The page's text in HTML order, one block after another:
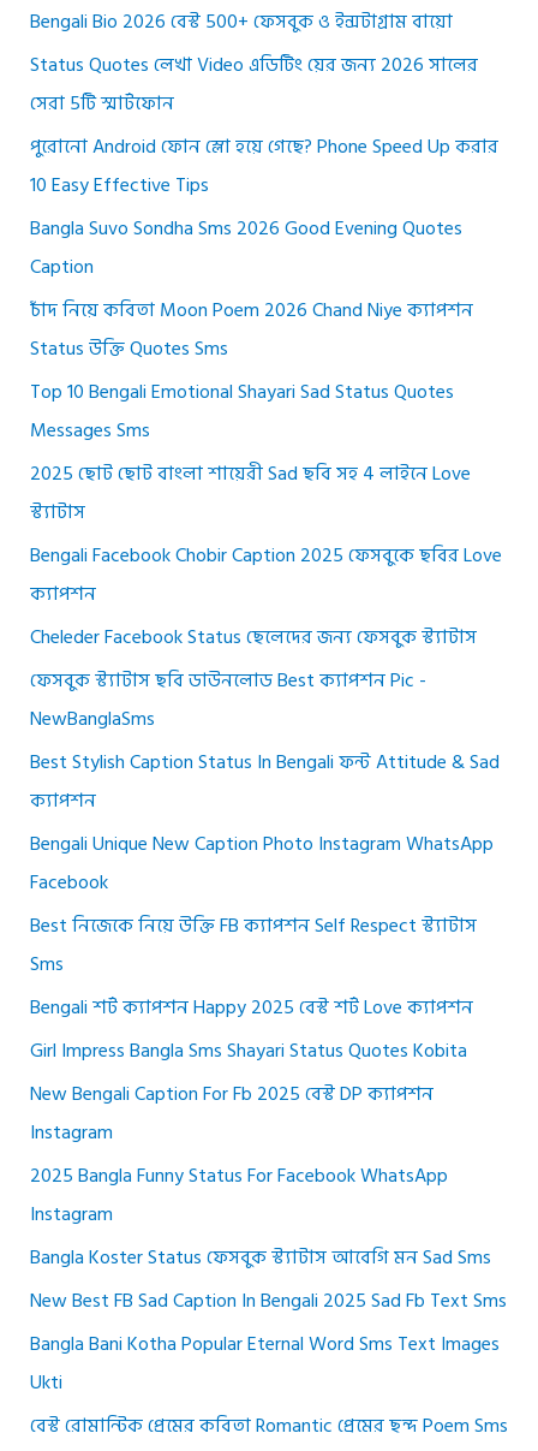
Bengali Bio 2026 বেস্ট 500+ ফেসবুক ও ইন্সটাগ্রাম বায়ো
Status Quotes লেখা Video এডিটিং য়ের জন্য 2026 সালের
সেরা 5টি স্মার্টফোন
পুরোনো Android ফোন স্লো হয়ে গেছে? Phone Speed Up করার
10 Easy Effective Tips
Bangla Suvo Sondha Sms 2026 Good Evening Quotes
Caption
চাঁদ নিয়ে কবিতা Moon Poem 2026 Chand Niye ক্যাপশন
Status উক্তি Quotes Sms
Top 10 Bengali Emotional Shayari Sad Status Quotes
Messages Sms
2025 ছোট ছোট বাংলা শায়েরী Sad ছবি সহ 4 লাইনে Love
স্ট্যাটাস
Bengali Facebook Chobir Caption 2025 ফেসবুকে ছবির Love
ক্যাপশন
Cheleder Facebook Status ছেলেদের জন্য ফেসবুক স্ট্যাটাস
ফেসবুক স্ট্যাটাস ছবি ডাউনলোড Best ক্যাপশন Pic -
NewBanglaSms
Best Stylish Caption Status In Bengali ফন্ট Attitude & Sad
ক্যাপশন
Bengali Unique New Caption Photo Instagram WhatsApp
Facebook
Best নিজেকে নিয়ে উক্তি FB ক্যাপশন Self Respect স্ট্যাটাস
Sms
Bengali শর্ট ক্যাপশন Happy 2025 বেস্ট শর্ট Love ক্যাপশন
Girl Impress Bangla Sms Shayari Status Quotes Kobita
New Bengali Caption For Fb 2025 বেস্ট DP ক্যাপশন
Instagram
2025 Bangla Funny Status For Facebook WhatsApp
Instagram
Bangla Koster Status ফেসবুক স্ট্যাটাস আবেগি মন Sad Sms
New Best FB Sad Caption In Bengali 2025 Sad Fb Text Sms
Bangla Bani Kotha Popular Eternal Word Sms Text Images
Ukti
বেস্ট রোমান্টিক প্রেমের কবিতা Romantic প্রেমের ছন্দ Poem Sms